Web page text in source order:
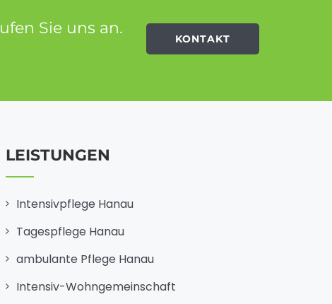
Sie uns an.
KONTAKT
LEISTUNGEN
Intensivpflege Hanau
Tagespflege Hanau
ambulante Pflege Hanau
Intensiv-Wohngemeinschaft